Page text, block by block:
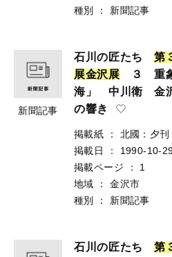
種別
： 新聞記事
新聞記事
石川の匠たち第
展金沢 展 ３ 重象
海」 中川衛 金
の響き
掲載紙 ：
北國：夕刊
掲載日
：
1990-10-
掲載ページ
：
1
地域
：
金沢市
種別
： 新聞記事
石川の匠たち第